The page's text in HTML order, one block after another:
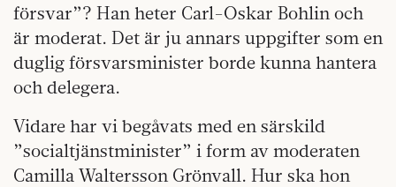
försvar”? Han heter Carl-Oskar Bohlin och
är moderat. Det är ju annars uppgifter som en
duglig försvarsminister borde kunna hantera
och delegera.
Vidare har vi begåvats med en särskild
”socialtjänstminister” i form av moderaten
Camilla Waltersson Grönvall. Hur ska hon